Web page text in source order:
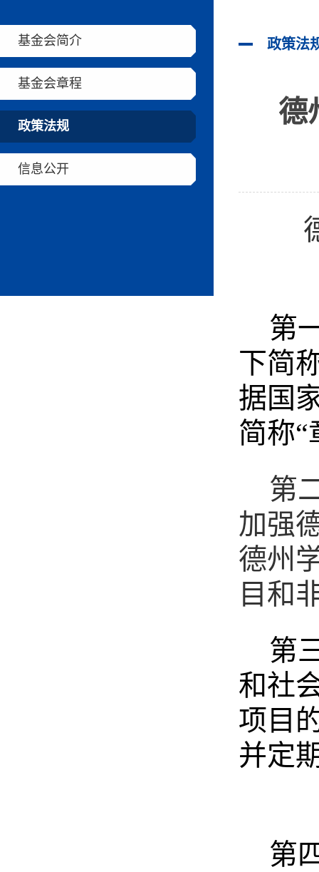
基金会简介
基金会章程
政策法规
信息公开
政策法
德
第
下简
据国
简称
第
加强
德州
目和
第
和社
项目
并定
第